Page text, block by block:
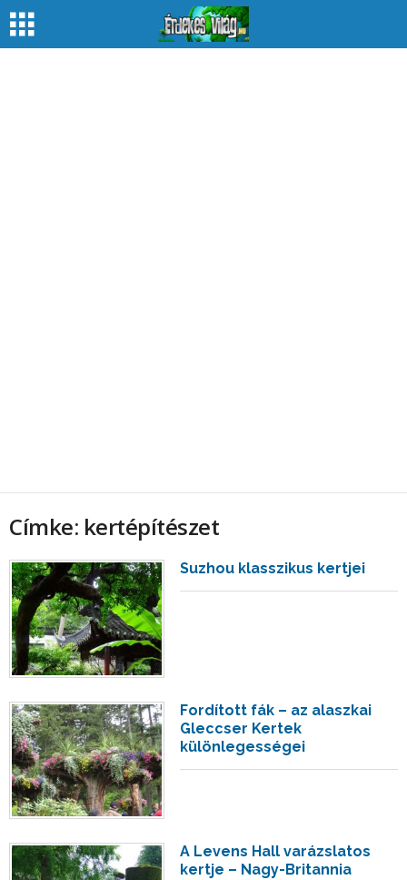
Címke: kertépítészet
Suzhou klasszikus kertjei
Fordított fák – az alaszkai
Gleccser Kertek
különlegességei
A Levens Hall varázslatos
kertje – Nagy-Britannia